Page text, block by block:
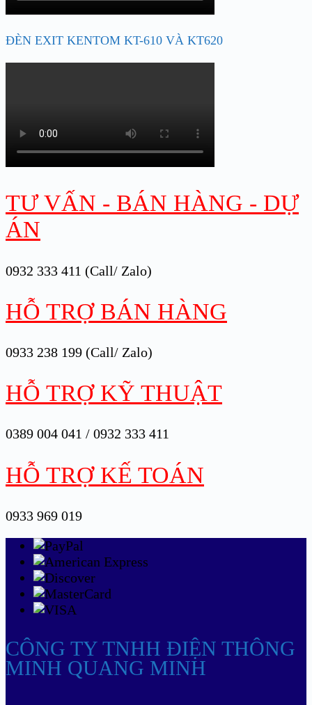
ĐÈN EXIT KENTOM KT-610 VÀ KT620
TƯ VẤN - BÁN HÀNG - DỰ
ÁN
0932 333 411 (Call/ Zalo)
HỖ TRỢ BÁN HÀNG
0933 238 199 (Call/ Zalo)
HỖ TRỢ KỸ THUẬT
0389 004 041 / 0932 333 411
HỖ TRỢ KẾ TOÁN
0933 969 019
CÔNG TY TNHH ĐIỆN THÔNG
MINH QUANG MINH